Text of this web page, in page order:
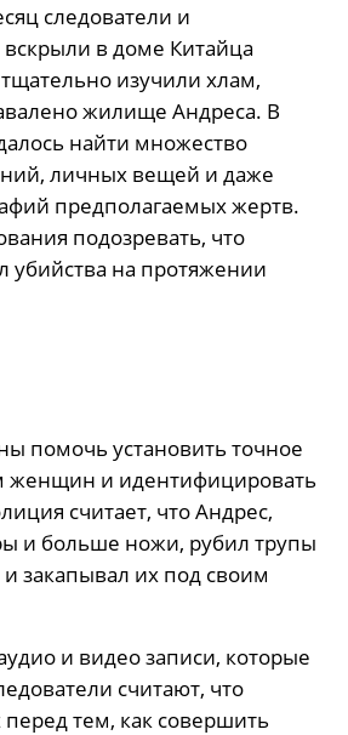
следователи и
в доме Китайца
изучили хлам,
жилище Андреса. В
найти множество
личных вещей и даже
предполагаемых жертв.
подозревать, что
убийства на протяжении
помочь установить точное
женщин и идентифицировать
считает, что Андрес,
и больше ножи, рубил трупы
закапывал их под своим
и видео записи, которые
считают, что
тем, как совершить